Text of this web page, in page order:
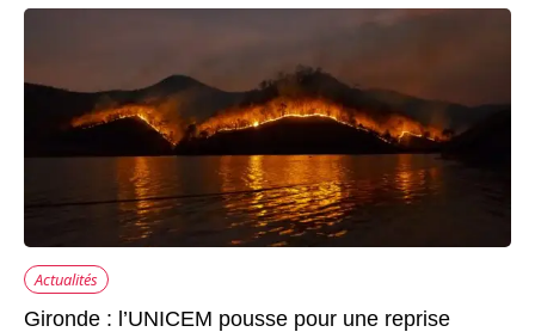
Actualités
Gironde : l’UNICEM pousse pour une reprise